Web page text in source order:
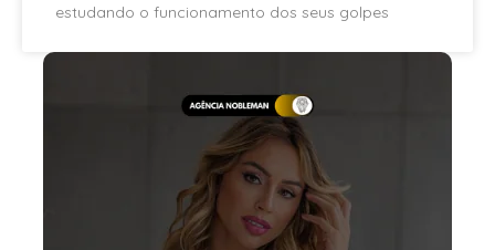
estudando o funcionamento dos seus golpes